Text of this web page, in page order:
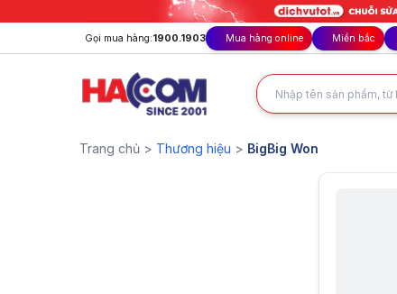
Gọi mua hàng:1900.1903 Mua hàng online Miền bắc
BigBig Won- Sản phẩm chính hãng tại Hacom.vn
Trang chủ > Thương hiệu > BigBig Won